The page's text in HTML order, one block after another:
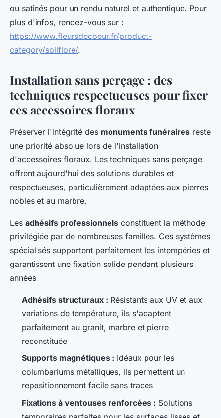
ou satinés pour un rendu naturel et authentique. Pour
plus d'infos, rendez-vous sur :
https://www.fleursdecoeur.fr/product-
category/soliflore/.
Installation sans perçage : des
techniques respectueuses pour fixer
ces accessoires floraux
Préserver l'intégrité des monuments funéraires reste
une priorité absolue lors de l'installation
d'accessoires floraux. Les techniques sans perçage
offrent aujourd'hui des solutions durables et
respectueuses, particulièrement adaptées aux pierres
nobles et au marbre.
Les adhésifs professionnels constituent la méthode
privilégiée par de nombreuses familles. Ces systèmes
spécialisés supportent parfaitement les intempéries et
garantissent une fixation solide pendant plusieurs
années.
Adhésifs structuraux : Résistants aux UV et aux
variations de température, ils s'adaptent
parfaitement au granit, marbre et pierre
reconstituée
Supports magnétiques : Idéaux pour les
columbariums métalliques, ils permettent un
repositionnement facile sans traces
Fixations à ventouses renforcées : Solutions